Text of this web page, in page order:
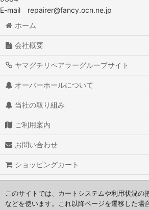
E-mail repairer@fancy.ocn.ne.jp
ホーム
会社概要
ヤマグチリペアラーグループサイト
オーバーホールについて
当社の取り組み
ご利用案内
お問い合わせ
ショッピングカート
このサイトでは、カートシステムや利用状況の
などを使います。これ以降ページを遷移した場